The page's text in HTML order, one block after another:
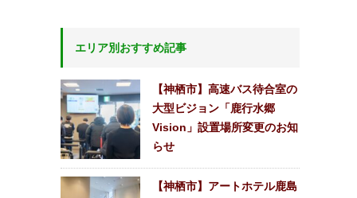
エリア別おすすめ記事
【神栖市】高速バス待合室の
大型ビジョン「鹿行水郷
Vision」設置場所変更のお知
らせ
【神栖市】アートホテル鹿島